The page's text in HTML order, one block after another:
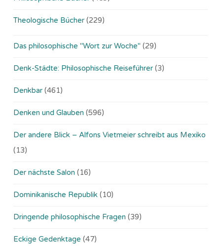
Theologische Bücher (229)
Das philosophische "Wort zur Woche" (29)
Denk-Städte: Philosophische Reiseführer (3)
Denkbar (461)
Denken und Glauben (596)
Der andere Blick – Alfons Vietmeier schreibt aus Mexiko
(13)
Der nächste Salon (16)
Dominikanische Republik (10)
Dringende philosophische Fragen (39)
Eckige Gedenktage (47)